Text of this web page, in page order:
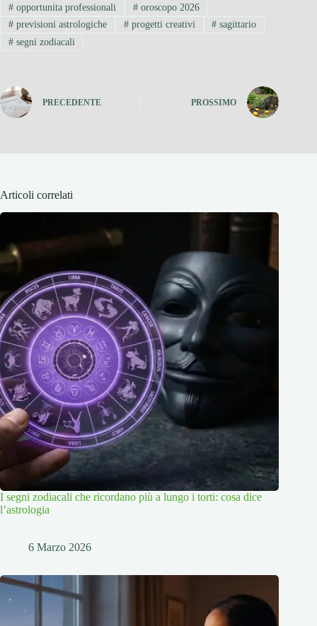
#opportunita professionali #oroscopo 2026
#previsioni astrologiche #progetti creativi # sagittario
#segni zodiacali
PRECEDENTE PROSSIMO
Articoli correlati
I segni zodiacali che ricordano più a lungo i torti: cosa dice
l’astrologia
6 Marzo 2026